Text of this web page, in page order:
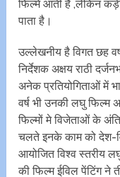
फिल्में आती हैं ,लेकिन
पाता है।
उल्लेखनीय है विगत छह
निर्देशक अक्षय राठी
अनेक प्रतियोगिताओं में
वर्ष भी उनकी लघु फिल्म
फिल्मों मे विजेताओं के
चलते इनके काम को देश-
आयोजित विश्व स्तरीय
की फिल्म ईविल पेंटिंग ने